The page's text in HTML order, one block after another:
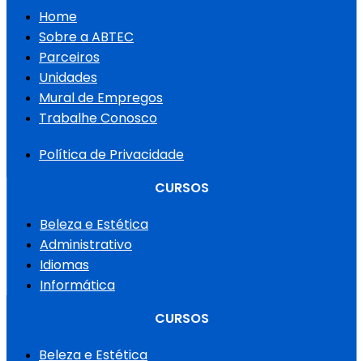
Home
Sobre a ABTEC
Parceiros
Unidades
Mural de Empregos
Trabalhe Conosco
Política de Privacidade
CURSOS
Beleza e Estética
Administrativo
Idiomas
Informática
CURSOS
Beleza e Estética